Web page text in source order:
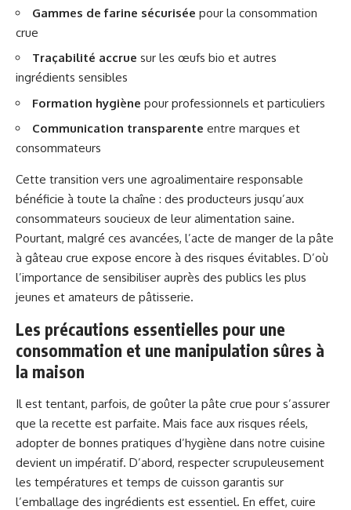
Gammes de farine sécurisée pour la consommation
crue
Traçabilité accrue sur les œufs bio et autres
ingrédients sensibles
Formation hygiène pour professionnels et particuliers
Communication transparente entre marques et
consommateurs
Cette transition vers une agroalimentaire responsable
bénéficie à toute la chaîne : des producteurs jusqu’aux
consommateurs soucieux de leur alimentation saine.
Pourtant, malgré ces avancées, l’acte de manger de la pâte
à gâteau crue expose encore à des risques évitables. D’où
l’importance de sensibiliser auprès des publics les plus
jeunes et amateurs de pâtisserie.
Les précautions essentielles pour une
consommation et une manipulation sûres à
la maison
Il est tentant, parfois, de goûter la pâte crue pour s’assurer
que la recette est parfaite. Mais face aux risques réels,
adopter de bonnes pratiques d’hygiène dans notre cuisine
devient un impératif. D’abord, respecter scrupuleusement
les températures et temps de cuisson garantis sur
l’emballage des ingrédients est essentiel. En effet, cuire